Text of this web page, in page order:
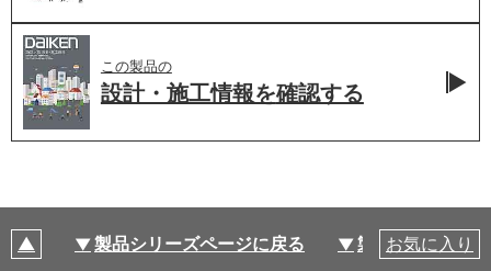
この製品の
設計・施工情報を確認する
製品シリーズページに戻る 製品仕様
お気に入り